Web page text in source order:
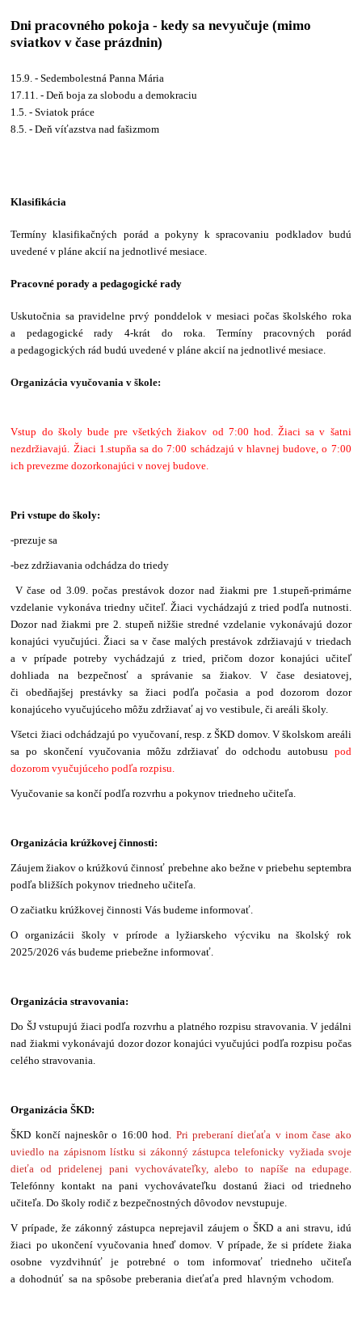
Dni pracovného pokoja - kedy sa nevyučuje (mimo
sviatkov v čase prázdnin)
15.9. - Sedembolestná Panna Mária
17.11. - Deň boja za slobodu a demokraciu
1.5. - Sviatok práce
8.5. - Deň víťazstva nad fašizmom
Klasifikácia
Termíny klasifikačných porád a pokyny k spracovaniu podkladov budú
uvedené v pláne akcií na jednotlivé mesiace.
Pracovné porady a pedagogické rady
Uskutočnia sa pravidelne prvý ponddelok v mesiaci počas školského roka
a pedagogické rady 4-krát do roka. Termíny pracovných porád
a pedagogických rád budú uvedené v pláne akcií na jednotlivé mesiace.
Organizácia vyučovania v škole:
Vstup do školy bude pre všetkých žiakov od 7:00 hod. Žiaci sa v šatni
nezdržiavajú. Žiaci 1.stupňa sa do 7:00 schádzajú v hlavnej budove, o 7:00
ich prevezme dozorkonajúci v novej budove.
Pri vstupe do školy:
-prezuje sa
-bez zdržiavania odchádza do triedy
V čase od 3.09. počas prestávok dozor nad žiakmi pre 1.stupeň-primárne
vzdelanie vykonáva triedny učiteľ. Žiaci vychádzajú z tried podľa nutnosti.
Dozor nad žiakmi pre 2. stupeň nižšie stredné vzdelanie vykonávajú dozor
konajúci vyučujúci. Žiaci sa v čase malých prestávok zdržiavajú v triedach
a v prípade potreby vychádzajú z tried, pričom dozor konajúci učiteľ
dohliada na bezpečnosť a správanie sa žiakov. V čase desiatovej,
či obedňajšej prestávky sa žiaci podľa počasia a pod dozorom dozor
konajúceho vyučujúceho môžu zdržiavať aj vo vestibule, či areáli školy.
Všetci žiaci odchádzajú po vyučovaní, resp. z ŠKD domov. V školskom areáli
sa po skončení vyučovania môžu zdržiavať do odchodu autobusu pod
dozorom vyučujúceho podľa rozpisu.
Vyučovanie sa končí podľa rozvrhu a pokynov triedneho učiteľa.
Organizácia krúžkovej činnosti:
Záujem žiakov o krúžkovú činnosť prebehne ako bežne v priebehu septembra
podľa bližších pokynov triedneho učiteľa.
O začiatku krúžkovej činnosti Vás budeme informovať.
O organizácii školy v prírode a lyžiarskeho výcviku na školský rok
2025/2026 vás budeme priebežne informovať.
Organizácia stravovania:
Do ŠJ vstupujú žiaci podľa rozvrhu a platného rozpisu stravovania. V jedálni
nad žiakmi vykonávajú dozor dozor konajúci vyučujúci podľa rozpisu počas
celého stravovania.
Organizácia ŠKD:
ŠKD končí najneskôr o 16:00 hod. Pri preberaní dieťaťa v inom čase ako
uviedlo na zápisnom lístku si zákonný zástupca telefonicky vyžiada svoje
dieťa od pridelenej pani vychovávateľky, alebo to napíše na edupage.
Telefónny kontakt na pani vychovávateľku dostanú žiaci od triedneho
učiteľa. Do školy rodič z bezpečnostných dôvodov nevstupuje.
V prípade, že zákonný zástupca neprejavil záujem o ŠKD a ani stravu, idú
žiaci po ukončení vyučovania hneď domov. V prípade, že si prídete žiaka
osobne vyzdvihnúť je potrebné o tom informovať triedneho učiteľa
a dohodnúť sa na spôsobe preberania dieťaťa pred hlavným vchodom.apa